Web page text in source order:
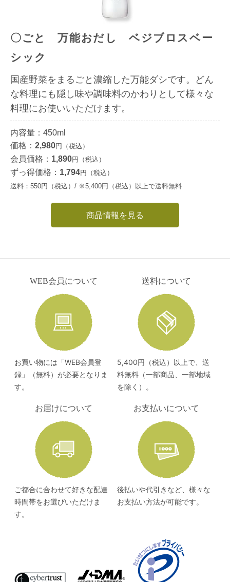
〇ごと 万能おだし ベジブロスベー
シック
国産野菜をまるごと濃縮した万能ダシです。どん
な料理にも隠し味や調味料のかわりとして様々な
料理にお使いいただけます。
内容量：450ml
価格： 2,980円（税込）
会員価格： 1,890円（税込）
ずっ得価格： 1,794円（税込）
送料：550円（税込）/ ※5,400円（税込）以上で送料無料
商品情報を見る
WEB会員について
お買い物には「WEB会員登
録」（無料）が必要となりま
す。
送料について
5,400円（税込）以上で、送
料無料（一部商品、一部地域
を除く）。
お届けについて
ご都合に合わせて好きな配達
時間帯をお選びいただけま
す。
お支払いについて
後払いや代引きなど、様々な
お支払い方法が可能です。